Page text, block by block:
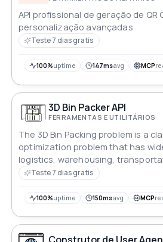
API profissional de geração de QR
personalização avançadas
Teste 7 dias gratis
100%uptime 147msavg MCP
3D Bin Packer API
FERRAMENTAS E UTILITÁRIOS
The 3D Bin Packing problem is a
optimization problem that has
logistics, warehousing,
other fields. Its core is to
limited number of three-
minimizing the number of
maximizing the utilization rate of
Teste 7 dias gratis
100%uptime 150msavg MCP